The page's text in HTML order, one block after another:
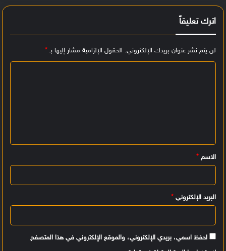
اترك تعليقاً
لن يتم نشر عنوان بريدك الإلكتروني. الحقول الإلزامية مشار إليها بـ*
ي
ق
الاسم *
البريد الإلكتروني *
احفظ اسمي، بريدي الإلكتروني، والموقع الإلكتروني في هذا المتصفح